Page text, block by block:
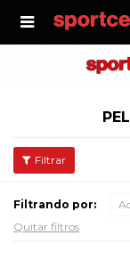

Filtrando por:
Quitar filtros